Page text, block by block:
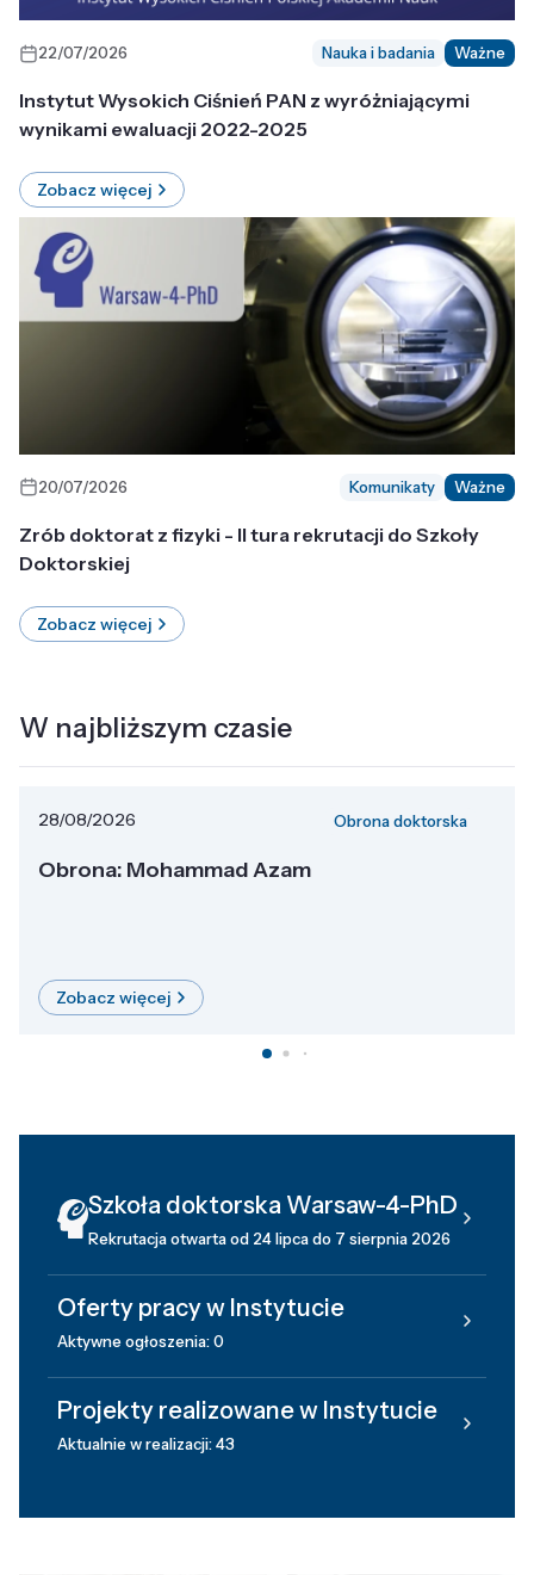
22/07/2026 Nauka i badania Ważne
Instytut Wysokich Ciśnień PAN z wyróżniającymi
wynikami ewaluacji 2022-2025
Zobacz więcej
20/07/2026 Komunikaty Ważne
Zrób doktorat z fizyki - II tura rekrutacji do Szkoły
Doktorskiej
Zobacz więcej
W najbliższym czasie
28/08/2026 Obrona doktorska
Obrona: Mohammad Azam
Zobacz więcej
Szkoła doktorska Warsaw-4-PhD
Rekrutacja otwarta od 24 lipca do 7 sierpnia 2026
Oferty pracy w Instytucie
Aktywne ogłoszenia: 0
Projekty realizowane w Instytucie
Aktualnie w realizacji: 43